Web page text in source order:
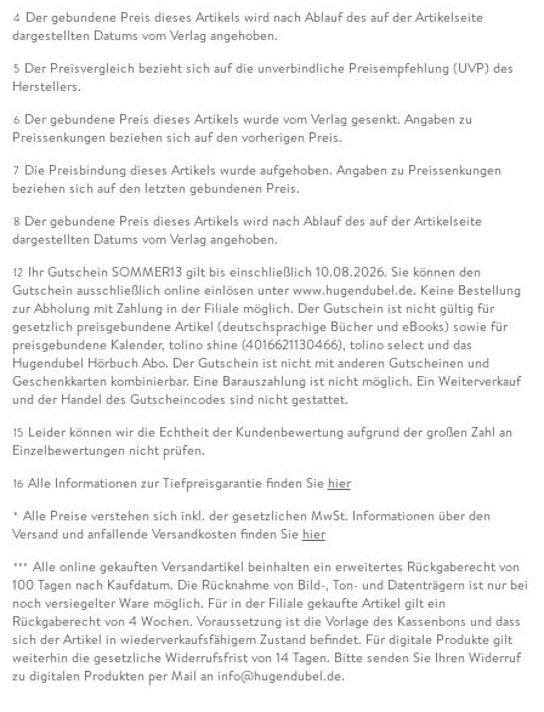
4 Der gebundene Preis dieses Artikels wird nach Ablauf des auf der Artikelseite
dargestellten Datums vom Verlag angehoben.
5 Der Preisvergleich bezieht sich auf die unverbindliche Preisempfehlung (UVP) des
Herstellers.
6 Der gebundene Preis dieses Artikels wurde vom Verlag gesenkt. Angaben zu
Preissenkungen beziehen sich auf den vorherigen Preis.
7 Die Preisbindung dieses Artikels wurde aufgehoben. Angaben zu Preissenkungen
beziehen sich auf den letzten gebundenen Preis.
8 Der gebundene Preis dieses Artikels wird nach Ablauf des auf der Artikelseite
dargestellten Datums vom Verlag angehoben.
12 Ihr Gutschein SOMMER13 gilt bis einschließlich 10.08.2026. Sie können den
Gutschein ausschließlich online einlösen unter www.hugendubel.de. Keine Bestellung
zur Abholung mit Zahlung in der Filiale möglich. Der Gutschein ist nicht gültig für
gesetzlich preisgebundene Artikel (deutschsprachige Bücher und eBooks) sowie für
preisgebundene Kalender, tolino shine (4016621130466), tolino select und das
Hugendubel Hörbuch Abo. Der Gutschein ist nicht mit anderen Gutscheinen und
Geschenkkarten kombinierbar. Eine Barauszahlung ist nicht möglich. Ein Weiterverkauf
und der Handel des Gutscheincodes sind nicht gestattet.
15 Leider können wir die Echtheit der Kundenbewertung aufgrund der großen Zahl an
Einzelbewertungen nicht prüfen.
16 Alle Informationen zur Tiefpreisgarantie finden Sie hier
* Alle Preise verstehen sich inkl. der gesetzlichen MwSt. Informationen über den
Versand und anfallende Versandkosten finden Sie hier
*** Alle online gekauften Versandartikel beinhalten ein erweitertes Rückgaberecht von
100 Tagen nach Kaufdatum. Die Rücknahme von Bild-, Ton- und Datenträgern ist nur bei
noch versiegelter Ware möglich. Für in der Filiale gekaufte Artikel gilt ein
Rückgaberecht von 4 Wochen. Voraussetzung ist die Vorlage des Kassenbons und dass
sich der Artikel in wiederverkaufsfähigem Zustand befindet. Für digitale Produkte gilt
weiterhin die gesetzliche Widerrufsfrist von 14 Tagen. Bitte senden Sie Ihren Widerruf
zu digitalen Produkten per Mail an info@hugendubel.de.